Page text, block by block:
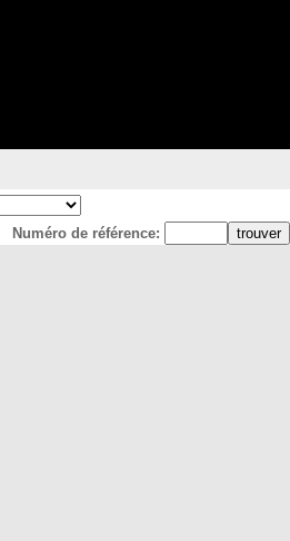
Numéro de référence: